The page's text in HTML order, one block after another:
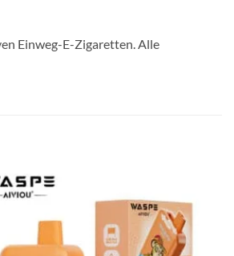
Einweg-E-Zigaretten. Alle